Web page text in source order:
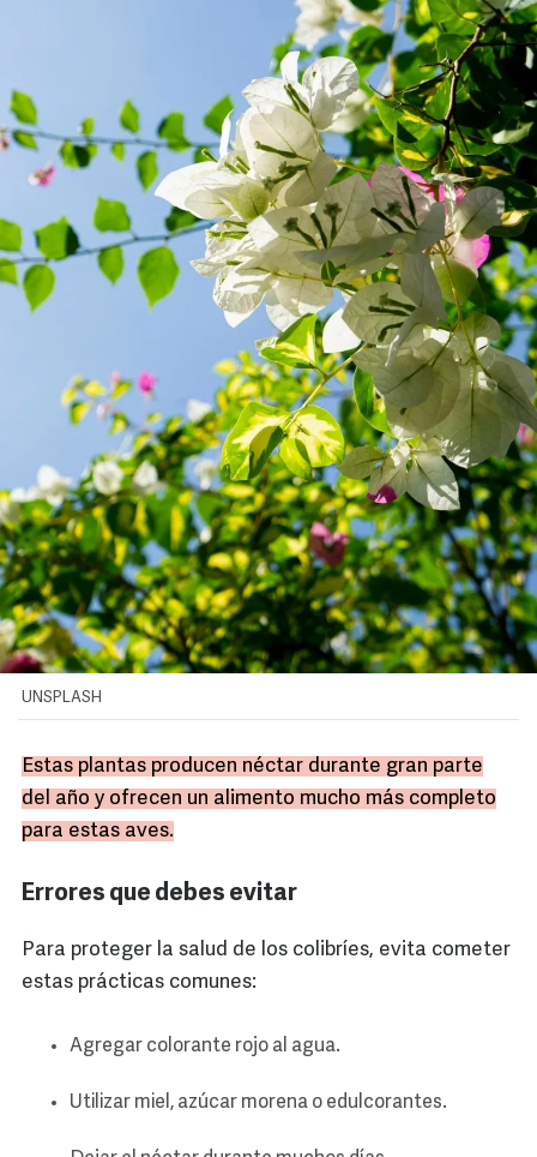
UNSPLASH
Estas plantas producen néctar durante gran parte
del año y ofrecen un alimento mucho más completo
para estas aves.
Errores que debes evitar
Para proteger la salud de los colibríes, evita cometer
estas prácticas comunes:
Agregar colorante rojo al agua.
Utilizar miel, azúcar morena o edulcorantes.